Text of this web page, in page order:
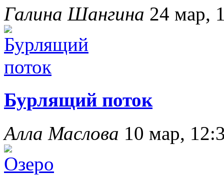
Галина Шангина 24 мар,
Бурлящий поток
Алла Маслова 10 мар,